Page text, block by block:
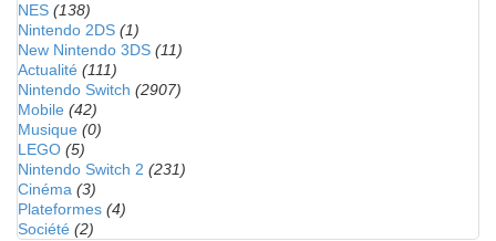
NES (138)
Nintendo 2DS (1)
New Nintendo 3DS (11)
Actualité (111)
Nintendo Switch (2907)
Mobile (42)
Musique (0)
LEGO (5)
Nintendo Switch 2 (231)
Cinéma (3)
Plateformes (4)
Société (2)